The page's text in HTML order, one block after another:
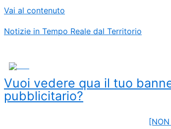
Vai al contenuto
Notizie in Tempo Reale dal Territorio
Vuoi vedere qua il tuo
pubblicitario?